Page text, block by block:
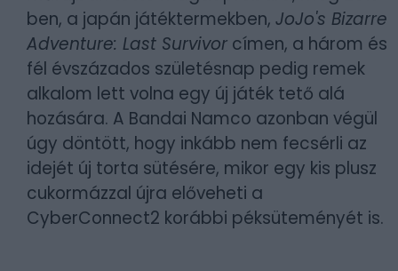
ben, a japán játéktermekben, JoJo's Bizarre
Adventure: Last Survivor címen, a három és
fél évszázados születésnap pedig remek
alkalom lett volna egy új játék tető alá
hozására. A Bandai Namco azonban végül
úgy döntött, hogy inkább nem fecsérli az
idejét új torta sütésére, mikor egy kis plusz
cukormázzal újra előveheti a
CyberConnect2 korábbi péksüteményét is.